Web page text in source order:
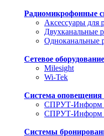
Радиомикрофонные
Аксессуары для
Двухканальные
Одноканальные
Сетевое оборудование
Milesight
Wi-Tek
Система
СПРУТ-Информ
СПРУТ-
Системы